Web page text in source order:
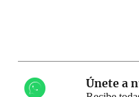
Únete a